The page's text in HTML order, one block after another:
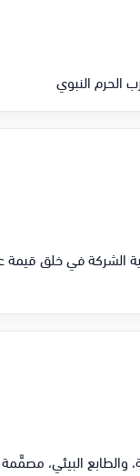
الحرم النبوي
الشركة في خلق
البيئي، مصمَّمة